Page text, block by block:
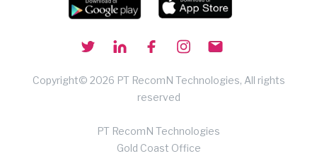
Copyright© 2026 PT RecomN Technologies, All rights
reserved
PT RecomN Technologies
Gold Coast Office